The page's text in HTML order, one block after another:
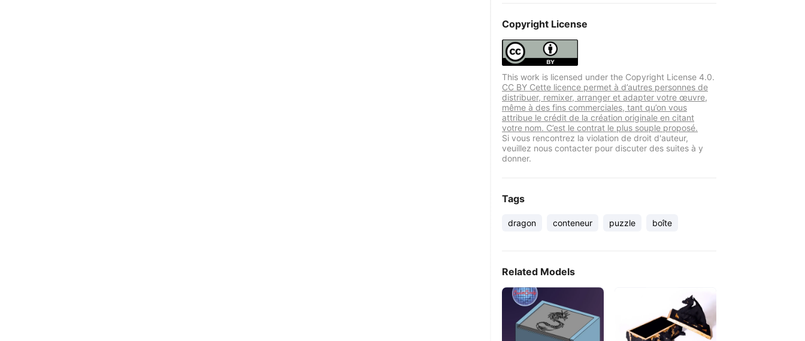
Copyright License
This work is licensed under the Copyright License 4.0.
CC BY Cette licence permet à d’autres personnes de
distribuer, remixer, arranger et adapter votre œuvre,
même à des fins commerciales, tant qu’on vous
attribue le crédit de la création originale en citant
votre nom. C’est le contrat le plus souple proposé.
Si vous rencontrez la violation de droit d'auteur,
veuillez nous contacter pour discuter des suites à y
donner.
Tags
dragon conteneur puzzle boîte
Related Models